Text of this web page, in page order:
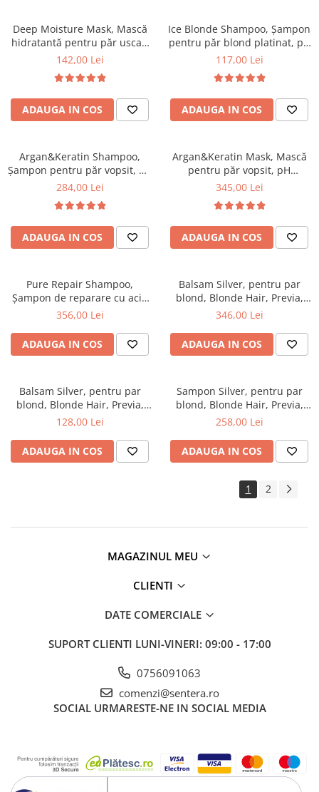
Deep Moisture Mask, Mască
hidratantă pentru păr uscat,
pH Laboratories, 200 ml
142,00 Lei
ADAUGA IN COS
Ice Blonde Shampoo, Șampon
pentru păr blond platinat, pH
Laboratories, 250 ml
117,00 Lei
ADAUGA IN COS
Argan&Keratin Shampoo,
Șampon pentru păr vopsit, pH
Laboratories, 1000 ml
284,00 Lei
ADAUGA IN COS
Argan&Keratin Mask, Mască
pentru păr vopsit, pH
Laboratories, 1000 ml
345,00 Lei
ADAUGA IN COS
Pure Repair Shampoo,
Șampon de reparare cu acid
hialuronic, pH Laboratories,
356,00 Lei
ADAUGA IN COS
Balsam Silver, pentru par
blond, Blonde Hair, Previa,
1000 ml
346,00 Lei
ADAUGA IN COS
Balsam Silver, pentru par
blond, Blonde Hair, Previa,
200 ml
128,00 Lei
ADAUGA IN COS
Sampon Silver, pentru par
blond, Blonde Hair, Previa,
1000 ml
258,00 Lei
ADAUGA IN COS
1 2
MAGAZINUL MEU
CLIENTI
DATE COMERCIALE
SUPORT CLIENTI LUNI-VINERI: 09:00 - 17:00
0756091063
comenzi@sentera.ro
SOCIAL URMARESTE-NE IN SOCIAL MEDIA